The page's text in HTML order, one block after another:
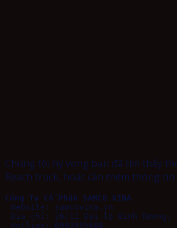
Chúng tôi hy vọng bạn đã tìm thấy
Reach truck, hoặc cần thêm thông
Công Ty Cổ Phần SAMCO VINA